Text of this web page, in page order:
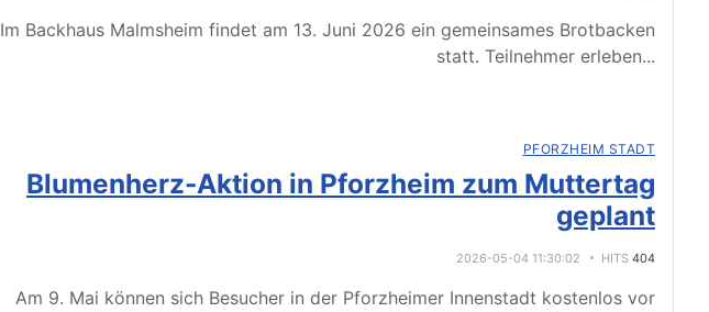
Im Backhaus Malmsheim findet am 13. Juni 2026 ein gemeinsames Brotbacken
statt. Teilnehmer erleben...
PFORZHEIM STADT
Blumenherz-Aktion in Pforzheim zum Muttertag
geplant
2026-05-04 11:30:02 HITS 404
Am 9. Mai können sich Besucher in der Pforzheimer Innenstadt kostenlos vor